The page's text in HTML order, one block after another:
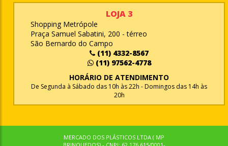
LOJA 3
Shopping Metrópole
Praça Samuel Sabatini, 200 - térreo
São Bernardo do Campo
(11) 4332-8567
(11) 97562-4778
HORÁRIO DE ATENDIMENTO
De Segunda à Sábado das 10h às 22h - Domingos das 14h às
20h
MERCADO DOS PLÁSTICOS LTDA ( MP